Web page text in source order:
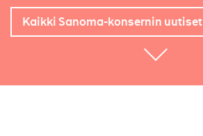
Kaikki Sanoma-konsernin uutiset